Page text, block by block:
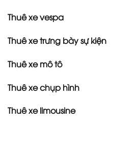
Thuê xe vespa
Thuê xe trưng bày sự kiện
Thuê xe mô tô
Thuê xe chụp hình
Thuê xe limousine